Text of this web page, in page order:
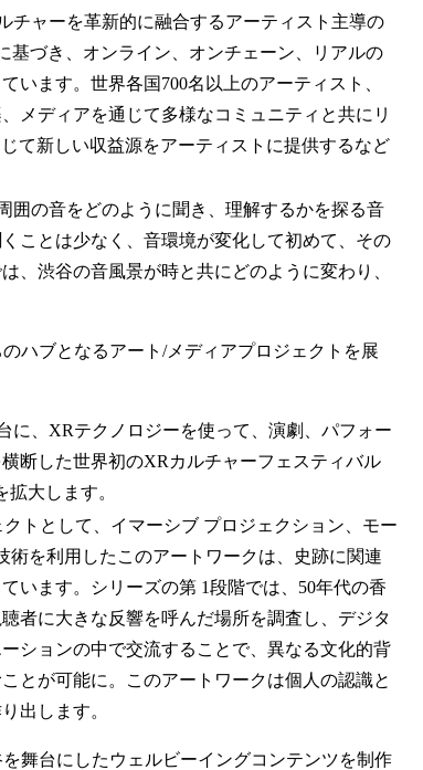
チャーを革新的に融合するアーティスト主導の
基づき、オンライン、オンチェーン、リアルの
います。世界各国700名以上のアーティスト、
メディアを通じて多様なコミュニティと共にリ
て新しい収益源をアーティストに提供するなど
囲の音をどのように聞き、理解するかを探る音
ことは少なく、音環境が変化して初めて、その
、渋谷の音風景が時と共にどのように変わり、
ハブとなるアート/メディアプロジェクトを展
に、XRテクノロジーを使って、演劇、パフォー
断した世界初のXRカルチャーフェスティバル
大します。
クトとして、イマーシブ プロジェクション、モー
術を利用したこのアートワークは、史跡に関連
います。シリーズの第 1段階では、50年代の香
者に大きな反響を呼んだ場所を調査し、デジタ
ションの中で交流することで、異なる文化的背
とが可能に。このアートワークは個人の認識と
出します。
舞台にしたウェルビーイングコンテンツを制作